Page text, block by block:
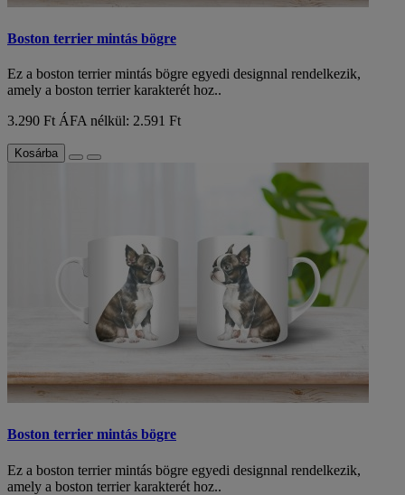
Boston terrier mintás bögre
Ez a boston terrier mintás bögre egyedi designnal rendelkezik,
amely a boston terrier karakterét hoz..
3.290 Ft ÁFA nélkül: 2.591 Ft
Kosárba
Boston terrier mintás bögre
Ez a boston terrier mintás bögre egyedi designnal rendelkezik,
amely a boston terrier karakterét hoz..